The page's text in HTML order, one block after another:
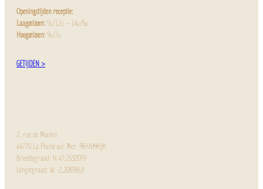
Openingstijden receptie:
Laagseizoen:9u/12u – 14u/5u
Hoogseizoen:9u/7u
GETIJDEN >
2, rue de Mouton
44770 La Plaine sur Mer, FRANKRIJK
Breedtegraad: N 47,1532099
Lengtegraad: W -2,2089863